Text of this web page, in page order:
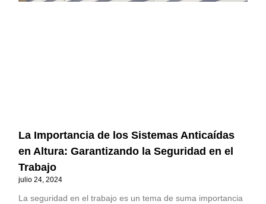
La Importancia de los Sistemas Anticaídas
en Altura: Garantizando la Seguridad en el
Trabajo
julio 24, 2024
La seguridad en el trabajo es un tema de suma importancia